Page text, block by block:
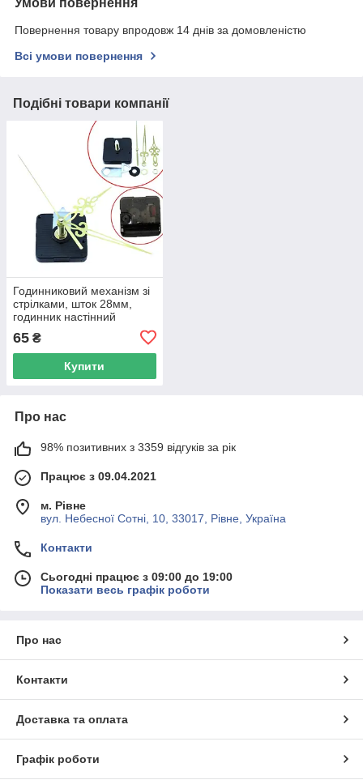
Умови повернення
Повернення товару впродовж 14 днів за домовленістю
Всі умови повернення
Подібні товари компанії
Годинниковий механізм зі
стрілками, шток 28мм,
годинник настінний
65 ₴
Купити
Про нас
98% позитивних з 3359 відгуків за рік
Працює з 09.04.2021
м. Рівне
вул. Небесної Сотні, 10, 33017, Рівне, Україна
Контакти
Сьогодні працює з 09:00 до 19:00
Показати весь графік роботи
Про нас
Контакти
Доставка та оплата
Графік роботи